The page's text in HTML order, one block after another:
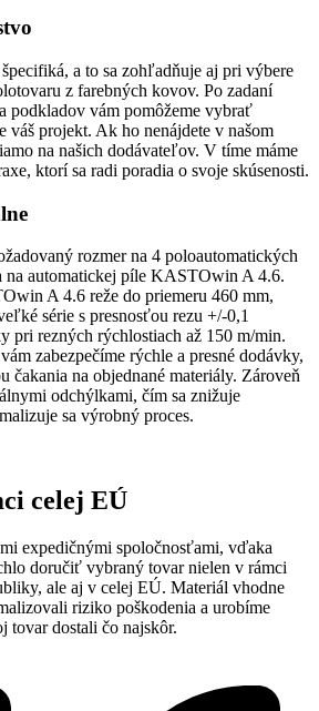
a to sa zohľadňuje aj pri výbere
z farebných kovov. Po zadaní
podkladov vám pomôžeme vybrať
váš projekt. Ak ho nenájdete v našom
na našich dodávateľov. V tíme máme
ktorí sa radi poradia o svoje skúsenosti.
rozmer na 4 poloautomatických
na automatickej píle KASTOwin A 4.6.
A 4.6 reže do priemeru 460 mm,
série s presnosťou rezu +/-0,1
pri rezných rýchlostiach až 150 m/min.
zabezpečíme rýchle a presné dodávky,
čakania na objednané materiály. Zároveň
odchýlkami, čím sa znižuje
sa výrobný proces.
celej EÚ
expedičnými spoločnosťami, vďaka
doručiť vybraný tovar nielen v rámci
ale aj v celej EÚ. Materiál vhodne
riziko poškodenia a urobíme
tovar dostali čo najskôr.